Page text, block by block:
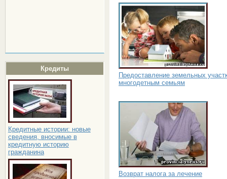
Кредиты
Кредитные истории: новые
сведения, вносимые в
кредитную историю
гражданина
Предоставление земельных
многодетным семьям
Возврат налога за лечение